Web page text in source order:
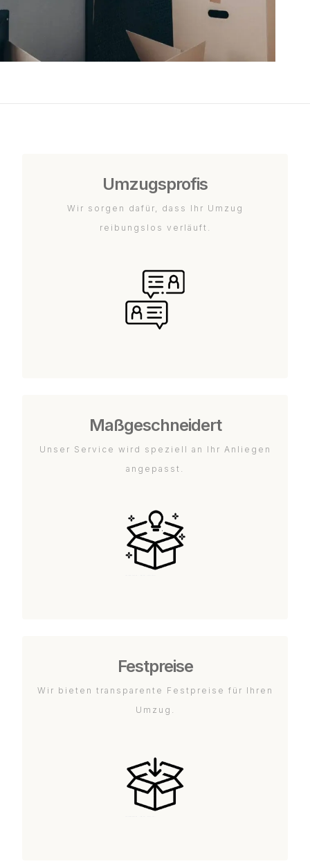
Umzugsprofis
Wir sorgen dafür, dass Ihr Umzug
reibungslos verläuft.
Maßgeschneidert
Unser Service wird speziell an Ihr Anliegen
angepasst.
Festpreise
Wir bieten transparente Festpreise für Ihren
Umzug.